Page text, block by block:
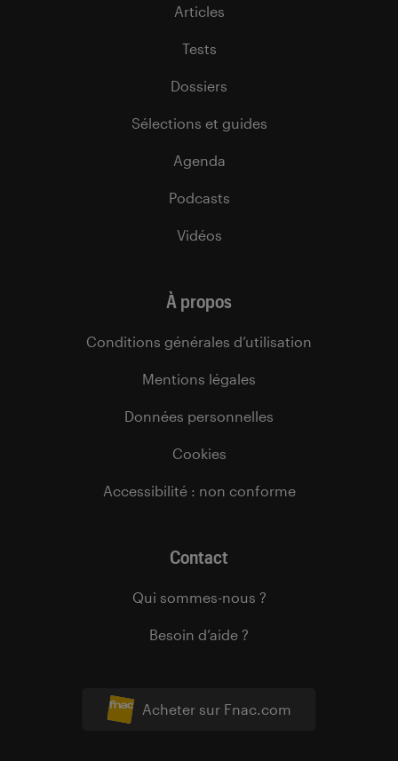
Acheter sur Fnac.com
Articles
Tests
Dossiers
Sélections et guides
Agenda
Podcasts
Vidéos
À propos
Conditions générales d’utilisation
Mentions légales
Données personnelles
Cookies
Accessibilité : non conforme
Contact
Qui sommes-nous ?
Besoin d’aide ?